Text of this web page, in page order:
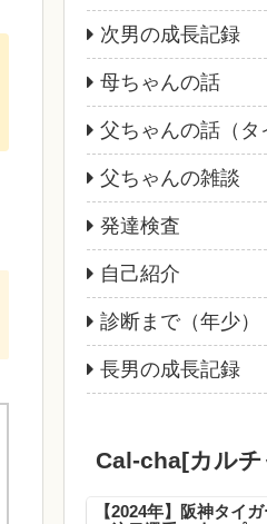
次男の成長記録
母ちゃんの話
父ちゃんの話（タ
父ちゃんの雑談
発達検査
自己紹介
診断まで（年少）
長男の成長記録
Cal-cha[カル
【2024年】阪神タイ